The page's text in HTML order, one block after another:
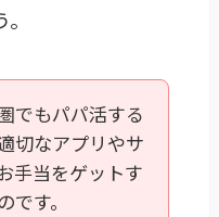
でもパパ活する
切なアプリやサ
手当をゲットす
す。